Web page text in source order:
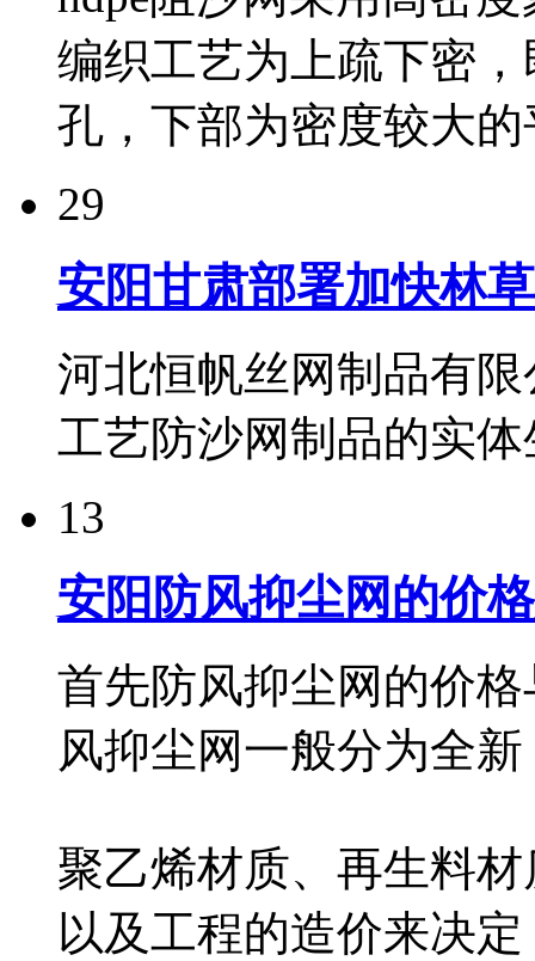
编织工艺为上疏下密
孔，下部为密度较大
29
安阳甘肃部署加快林
河北恒帆丝网制品有
工艺防沙网制品的实
13
安阳防风抑尘网的价
首先防风抑尘网的价
风抑尘网一般分为全新
聚乙烯材质、再生料
以及工程的造价来决